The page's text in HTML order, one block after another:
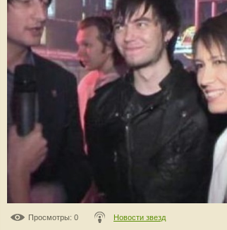
Просмотры: 0 Новости звезд